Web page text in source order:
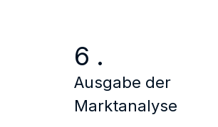
6 .
Ausgabe der
Marktanalyse